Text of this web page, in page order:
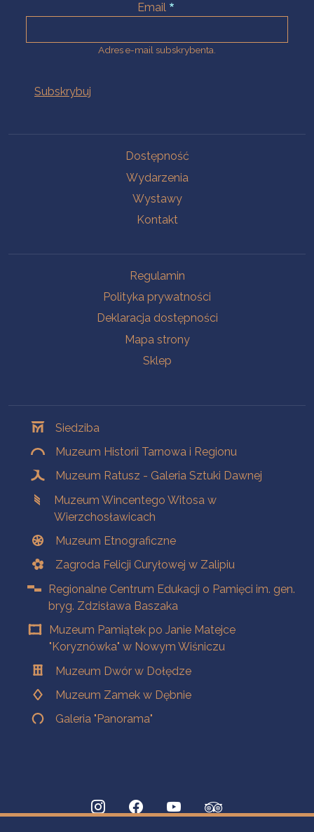
Email
Adres e-mail subskrybenta.
Dostępność
Wydarzenia
Wystawy
Kontakt
Regulamin
Polityka prywatności
Deklaracja dostępności
Mapa strony
Sklep
Siedziba
Muzeum Historii Tarnowa i Regionu
Muzeum Ratusz - Galeria Sztuki Dawnej
Muzeum Wincentego Witosa w
Wierzchosławicach
Muzeum Etnograficzne
Zagroda Felicji Curyłowej w Zalipiu
Regionalne Centrum Edukacji o Pamięci im. gen.
bryg. Zdzisława Baszaka
Muzeum Pamiątek po Janie Matejce
"Koryznówka" w Nowym Wiśniczu
Muzeum Dwór w Dołędze
Muzeum Zamek w Dębnie
Galeria "Panorama"